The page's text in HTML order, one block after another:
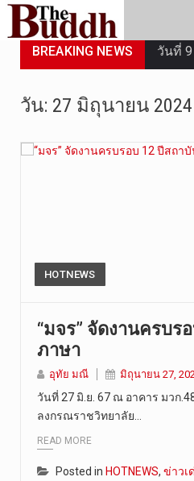
BREAKING NEWS วันที่
วันที่ 9
วัน: 27 มิถุนายน 2024
HOTNEWS
“มจร” จัดงานครบร
ภาษา
อุทัย มณี มิถุนายน 27,
วันที่ 27 มิ.ย. 67 ณ อาคาร มวก
ลงกรณราชวิทยาลัย…
READ MORE
Posted in HOTNEWS, ข่าวเ